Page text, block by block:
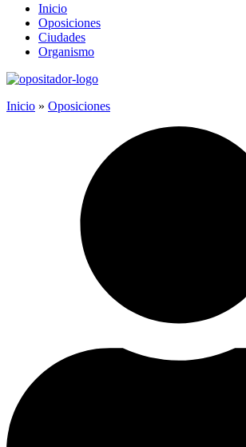
Inicio
Oposiciones
Ciudades
Organismo
Inicio » Oposiciones